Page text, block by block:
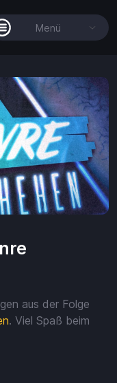
Menü
Alle Filme
Filmkollektionen
So funktioniert's
Guthaben
Die KOD-App
Guthaben
aus der Folge
. Viel Spaß beim